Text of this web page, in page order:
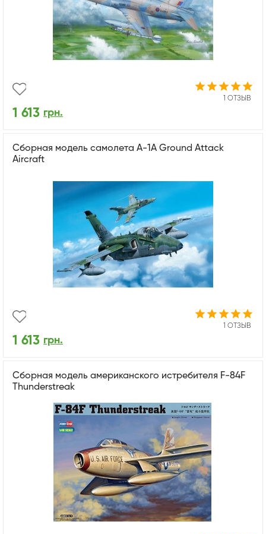
1 ОТЗЫВ
1 613 грн.
Сборная модель самолета A-1A Ground Attack
Aircraft
1 ОТЗЫВ
1 613 грн.
Сборная модель американского истребителя F-84F
Thunderstreak